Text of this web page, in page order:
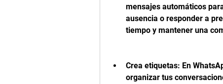
mensajes automáticos
ausencia o responder a
tiempo y mantener una
Crea etiquetas: En
organizar tus